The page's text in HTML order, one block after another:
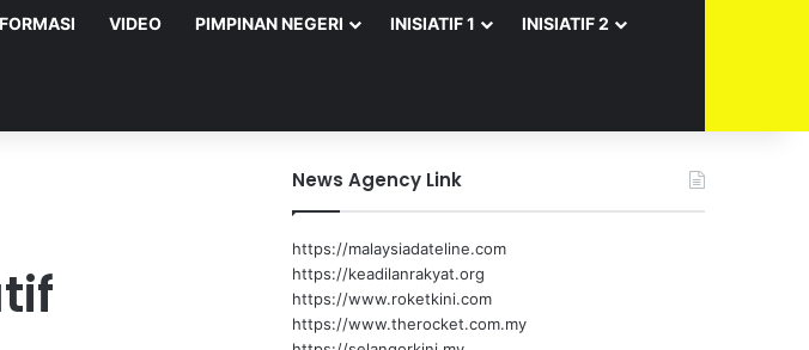
VIDEO PIMPINAN NEGERI INISIATIF 1 INISIATIF 2
News Agency Link
https://malaysiadateline.com
https://keadilanrakyat.org
https://www.roketkini.com
https://www.therocket.com.my